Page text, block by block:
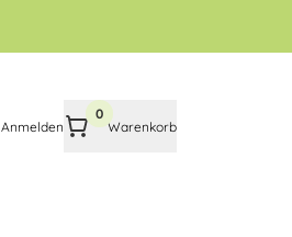
Anmelden
0
Warenkorb